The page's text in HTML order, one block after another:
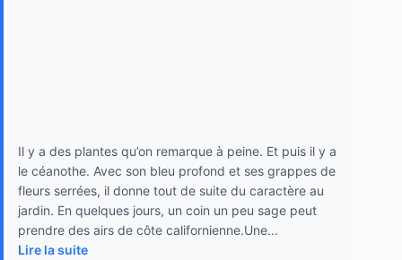
Il y a des plantes qu’on remarque à peine. Et puis il y a
le céanothe. Avec son bleu profond et ses grappes de
fleurs serrées, il donne tout de suite du caractère au
jardin. En quelques jours, un coin un peu sage peut
prendre des airs de côte californienne.Une...
Lire la suite